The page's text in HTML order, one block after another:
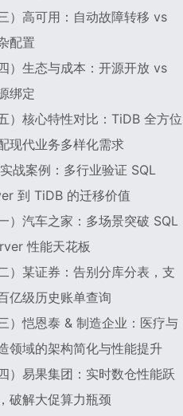
三）高可用：自动故障转移 vs
配置
四）生态与成本：开源开放 vs
绑定
五）核心特性对比：TiDB 全方位
现代业务多样化需求
战案例：多行业验证 SQL
到 TiDB 的迁移价值
一）汽车之家：多场景突破 SQL
性能天花板
二）某证券：告别分库分表，支
亿级历史账单查询
三）恺恩泰 & 制造企业：医疗与
领域的架构简化与性能提升
四）易果集团：实时数仓性能跃
破解大促算力瓶颈